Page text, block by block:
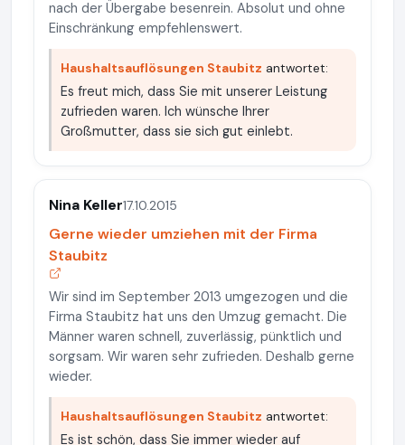
nach der Übergabe besenrein. Absolut und ohne
Einschränkung empfehlenswert.
Haushaltsauflösungen Staubitz antwortet:
Es freut mich, dass Sie mit unserer Leistung
zufrieden waren. Ich wünsche Ihrer
Großmutter, dass sie sich gut einlebt.
Nina Keller17.10.2015
Gerne wieder umziehen mit der Firma
Staubitz
Wir sind im September 2013 umgezogen und die
Firma Staubitz hat uns den Umzug gemacht. Die
Männer waren schnell, zuverlässig, pünktlich und
sorgsam. Wir waren sehr zufrieden. Deshalb gerne
wieder.
Haushaltsauflösungen Staubitz antwortet:
Es ist schön, dass Sie immer wieder auf